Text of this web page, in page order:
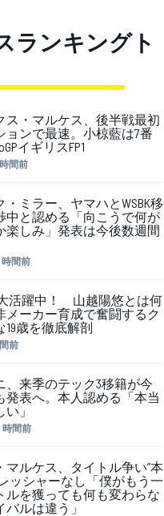
ランキングト
時間前
ス・マルケス、後半戦最初
ョンで最速。小椋藍は7番
イギリスFP1
時間前
・ミラー、ヤマハとWSBK移
中と認める「向こうで何が
楽しみ」発表は今後数週間
前
大活躍中！ 山越陽悠とは何
メーカー育成で奮闘するク
19歳を徹底解剖
時間前
、来季のテック3移籍が今
発表へ。本人認める「本当
」
マルケス、タイトル争い”本
ッシャーなし「僕がもう一
ルを獲っても何も変わらな
バルは違う」